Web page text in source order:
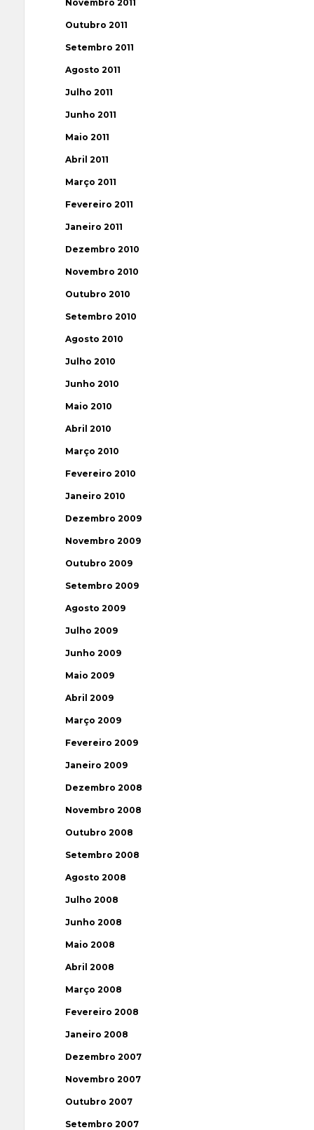
Novembro 2011
Outubro 2011
Setembro 2011
Agosto 2011
Julho 2011
Junho 2011
Maio 2011
Abril 2011
Março 2011
Fevereiro 2011
Janeiro 2011
Dezembro 2010
Novembro 2010
Outubro 2010
Setembro 2010
Agosto 2010
Julho 2010
Junho 2010
Maio 2010
Abril 2010
Março 2010
Fevereiro 2010
Janeiro 2010
Dezembro 2009
Novembro 2009
Outubro 2009
Setembro 2009
Agosto 2009
Julho 2009
Junho 2009
Maio 2009
Abril 2009
Março 2009
Fevereiro 2009
Janeiro 2009
Dezembro 2008
Novembro 2008
Outubro 2008
Setembro 2008
Agosto 2008
Julho 2008
Junho 2008
Maio 2008
Abril 2008
Março 2008
Fevereiro 2008
Janeiro 2008
Dezembro 2007
Novembro 2007
Outubro 2007
Setembro 2007